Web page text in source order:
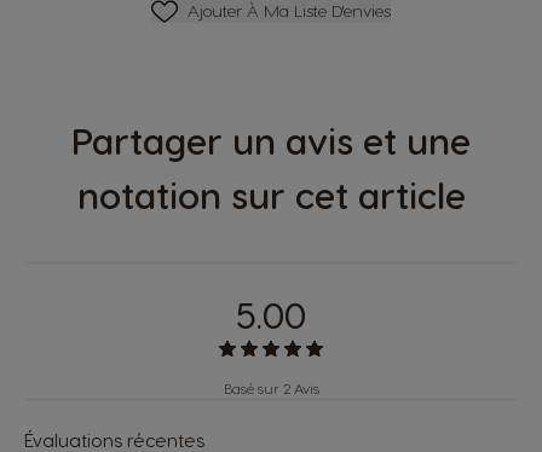
Ajouter À Ma Liste D'envies
Ajouter À Ma Liste D'envies
Partager un avis et une
notation sur cet article
5.00
Basé sur 2 Avis
Évaluations récentes